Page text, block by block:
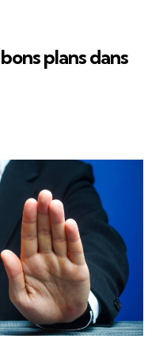
plans dans